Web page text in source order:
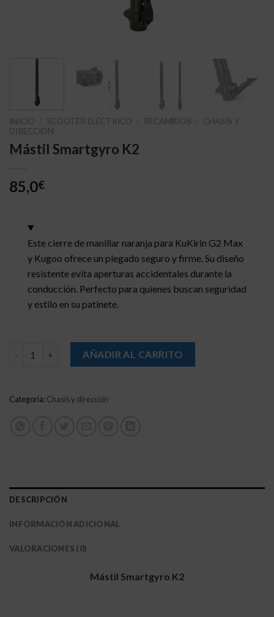
INICIO SCOOTER ELÉCTRICO RECAMBIOS
CHASIS Y
DIRECCIÓN
Mástil Smartgyro K2
85,0€
Este cierre de manillar naranja para KuKirin G2 Max
y Kugoo ofrece un plegado seguro y firme. Su diseño
resistente evita aperturas accidentales durante la
conducción. Perfecto para quienes buscan seguridad
y estilo en su patinete.
Mástil Smartgyro K2 cantidadAÑADIR AL CARRITO
Categoría: Chasis y dirección
DESCRIPCIÓN
INFORMACIÓN ADICIONAL
VALORACIONES (0)
Mástil Smartgyro K2